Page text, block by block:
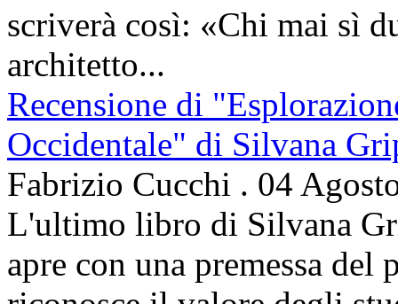
scriverà così: «Chi mai sì
architetto...
Recensione di
Occidentale" di Silvana
Fabrizio Cucchi . 04
L'ultimo libro di Silvana
apre con una premessa